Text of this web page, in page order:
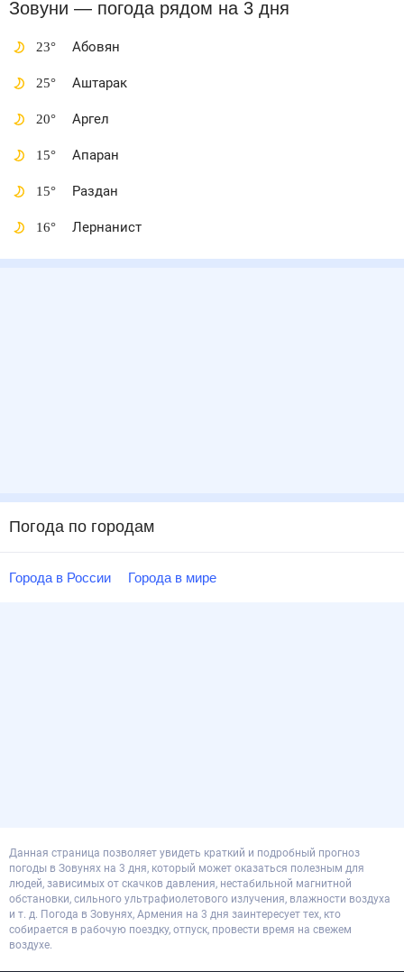
Зовуни — погода рядомна 3 дня
23° Абовян
25° Аштарак
20° Аргел
15° Апаран
15° Раздан
16° Лернанист
Погода по городам
Города в России Города в мире
Данная страница позволяет увидеть краткий и подробный прогноз
погоды в Зовунях на 3 дня, который может оказаться полезным для
людей, зависимых от скачков давления, нестабильной магнитной
обстановки, сильного ультрафиолетового излучения, влажности воздуха
и т. д. Погода в Зовунях, Армения на 3 дня заинтересует тех, кто
собирается в рабочую поездку, отпуск, провести время на свежем
воздухе.